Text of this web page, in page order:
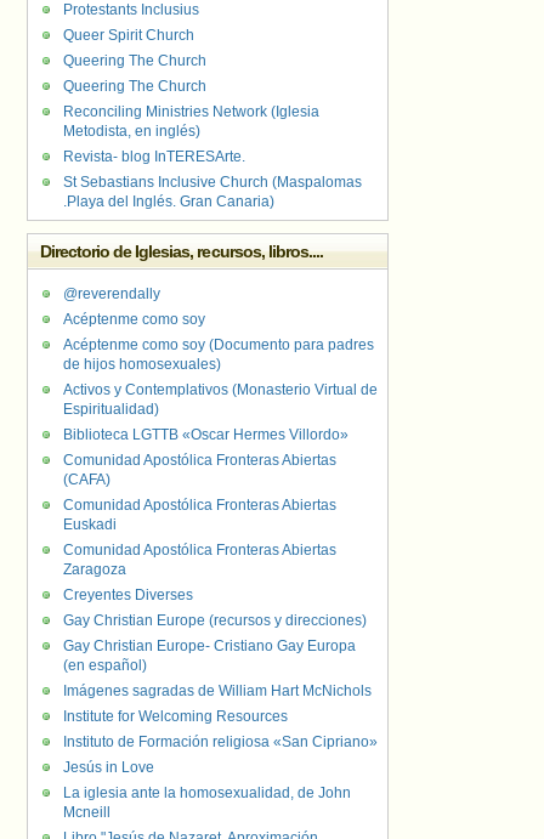
Protestants Inclusius
Queer Spirit Church
Queering The Church
Queering The Church
Reconciling Ministries Network (Iglesia
Metodista, en inglés)
Revista- blog InTERESArte.
St Sebastians Inclusive Church (Maspalomas
.Playa del Inglés. Gran Canaria)
Directorio de Iglesias, recursos, libros....
@reverendally
Acéptenme como soy
Acéptenme como soy (Documento para padres
de hijos homosexuales)
Activos y Contemplativos (Monasterio Virtual de
Espiritualidad)
Biblioteca LGTTB «Oscar Hermes Villordo»
Comunidad Apostólica Fronteras Abiertas
(CAFA)
Comunidad Apostólica Fronteras Abiertas
Euskadi
Comunidad Apostólica Fronteras Abiertas
Zaragoza
Creyentes Diverses
Gay Christian Europe (recursos y direcciones)
Gay Christian Europe- Cristiano Gay Europa
(en español)
Imágenes sagradas de William Hart McNichols
Institute for Welcoming Resources
Instituto de Formación religiosa «San Cipriano»
Jesús in Love
La iglesia ante la homosexualidad, de John
Mcneill